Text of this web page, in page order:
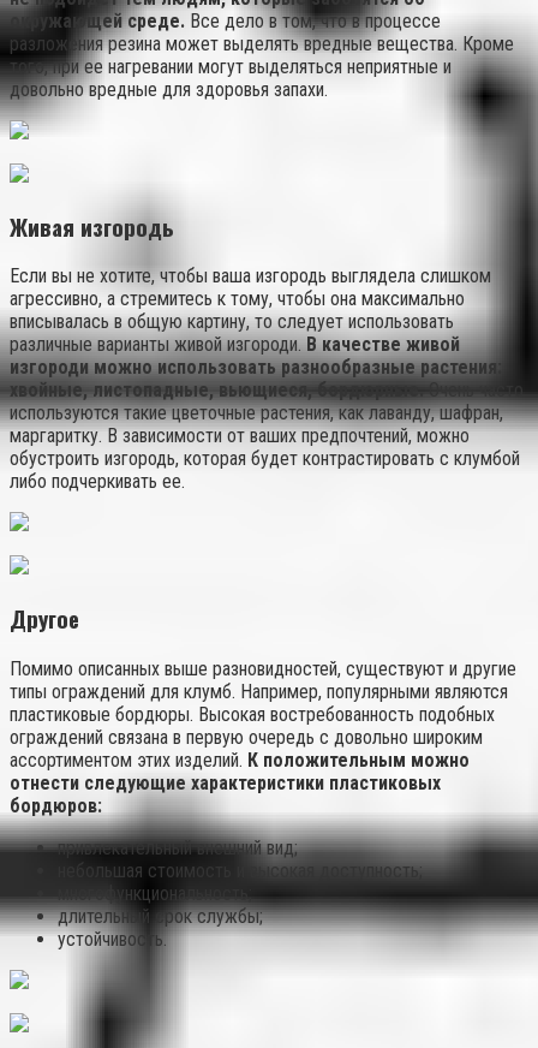
окружающей среде. Все дело в том, что в процессе
разложения резина может выделять вредные вещества. Кроме
того, при ее нагревании могут выделяться неприятные и
довольно вредные для здоровья запахи.
Живая изгородь
Если вы не хотите, чтобы ваша изгородь выглядела слишком
агрессивно, а стремитесь к тому, чтобы она максимально
вписывалась в общую картину, то следует использовать
различные варианты живой изгороди.В качестве живой
изгороди можно использовать разнообразные растения:
хвойные, листопадные, вьющиеся, бордюрные.
Очень часто
используются такие цветочные растения, как лаванду, шафран,
маргаритку. В зависимости от ваших предпочтений, можно
обустроить изгородь, которая будет контрастировать с клумбой
либо подчеркивать ее.
Другое
Помимо описанных выше разновидностей, существуют и другие
типы ограждений для клумб. Например, популярными являются
пластиковые бордюры. Высокая востребованность подобных
ограждений связана в первую очередь с довольно широким
ассортиментом этих изделий. К положительным можно
отнести следующие характеристики пластиковых
бордюров:
привлекательный внешний вид;
небольшая стоимость и высокая доступность;
многофункциональность;
длительный срок службы;
устойчивость.